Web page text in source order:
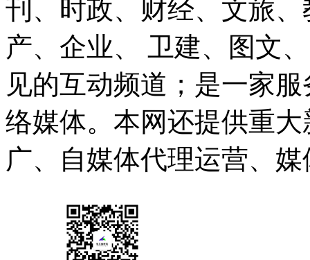
刊、时政、财经、文旅
产、企业、 卫建、图文
见的互动频道；是一家
络媒体。本网还提供重
广、自媒体代理运营、